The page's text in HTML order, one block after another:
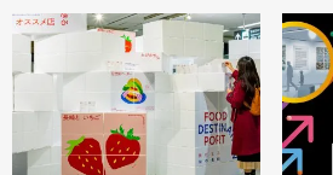
旅の玄関口で、土地の旬に出会う内閣